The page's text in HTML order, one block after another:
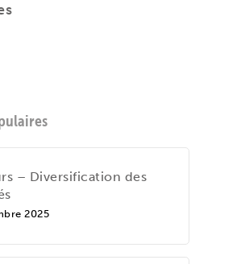
– Diversification des
2025